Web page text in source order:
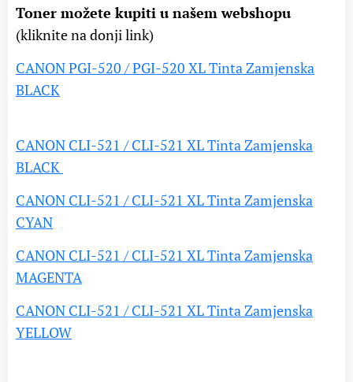
Toner možete kupiti u našem webshopu
(kliknite na donji link)
CANON PGI-520 / PGI-520 XL Tinta Zamjenska
BLACK
CANON CLI-521 / CLI-521 XL Tinta Zamjenska
BLACK
CANON CLI-521 / CLI-521 XL Tinta Zamjenska
CYAN
CANON CLI-521 / CLI-521 XL Tinta Zamjenska
MAGENTA
CANON CLI-521 / CLI-521 XL Tinta Zamjenska
YELLOW